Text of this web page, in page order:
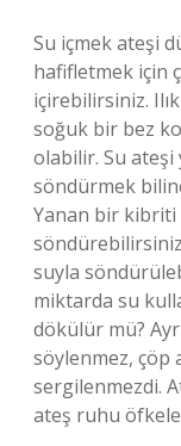
Su içmek ateşi
hafifletmek için
içirebilirsiniz.
soğuk bir bez
olabilir. Su ateşi
söndürmek
Yanan bir kibriti
suyla
miktarda su
dökülür mü?
söylenmez, çöp
sergilenmezdi.
ateş ruhu